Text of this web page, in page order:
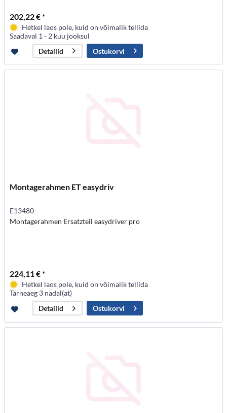
202,22 € *
Hetkel laos pole, kuid on võimalik tellida
Saadaval 1 - 2 kuu jooksul
Detailid
Ostukorvi
Montagerahmen ET easydriv
E13480
Montagerahmen Ersatzteil easydriver pro
224,11 € *
Hetkel laos pole, kuid on võimalik tellida
Tarneaeg 3 nädal(at)
Detailid
Ostukorvi